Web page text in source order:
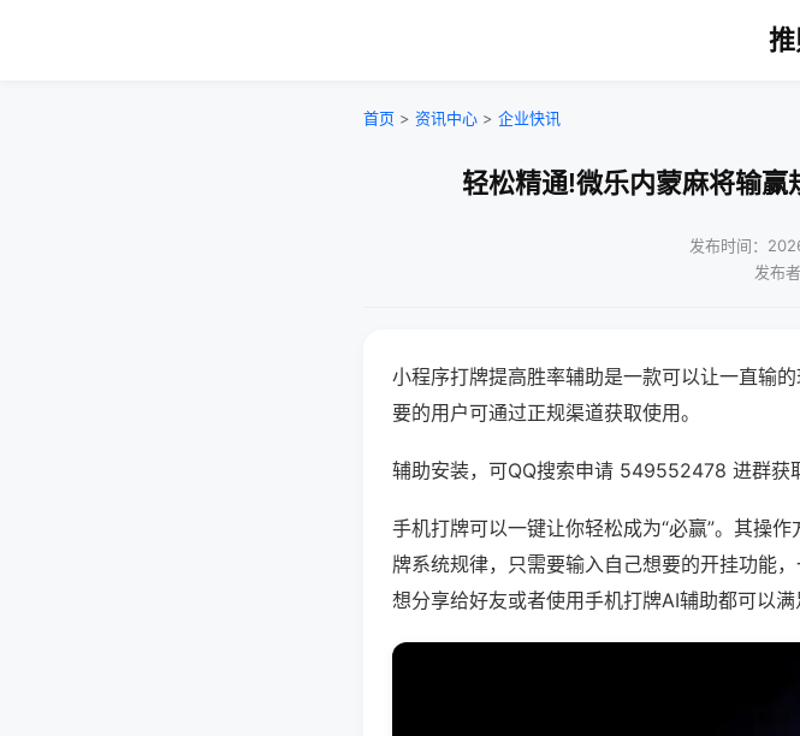
推
首页 > 资讯中心 > 企业快讯
轻松精通!微乐内蒙麻将输
发布时间：
发布
小程序打牌提高胜率辅助是一款可以让一直输
要的用户可通过正规渠道获取使用。
辅助安装，可QQ搜索申请 549552478 进群获
手机打牌可以一键让你轻松成为“必赢”。其操
牌系统规律，只需要输入自己想要的开挂功能
想分享给好友或者使用手机打牌AI辅助都可以满